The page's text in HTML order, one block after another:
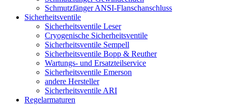
Schmutzfänger ANSI-Flanschanschluss
Sicherheitsventile
Sicherheitsventile Leser
Cryogenische Sicherheitsventile
Sicherheitsventile Sempell
Sicherheitsventile Bopp & Reuther
Wartungs- und Ersatzteilservice
Sicherheitsventile Emerson
andere Hersteller
Sicherheitsventile ARI
Regelarmaturen